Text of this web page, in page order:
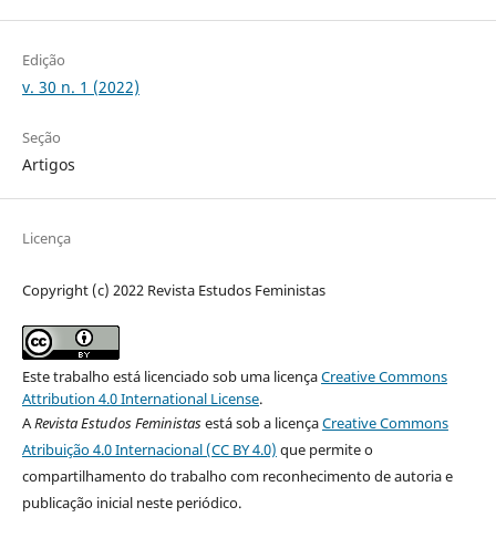
Edição
v. 30 n. 1 (2022)
Seção
Artigos
Licença
Copyright (c) 2022 Revista Estudos Feministas
Este trabalho está licenciado sob uma licençaCreative Commons
Attribution 4.0 International License.
ARevista Estudos Feministasestá sob a licençaCreative Commons
Atribuição 4.0 Internacional (CC BY 4.0) que permite o
compartilhamento do trabalho com reconhecimento de autoria e
publicação inicial neste periódico.